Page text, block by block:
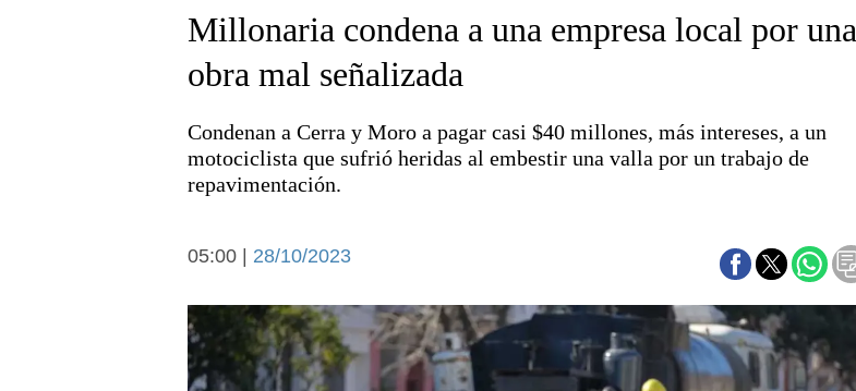
El país
Deportes
Escenario Olímpico
Cines
Economía y campo
Economía y finanzas
Con el campo
Millonaria condena a una empresa local por una
obra mal señalizada
Condenan a Cerra y Moro a pagar casi $40 millones, más intereses, a un
motociclista que sufrió heridas al embestir una valla por un trabajo de
repavimentación.
05:00 | 28/10/2023